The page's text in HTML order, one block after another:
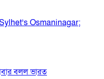
Osmaninagar;
বলল ভারত